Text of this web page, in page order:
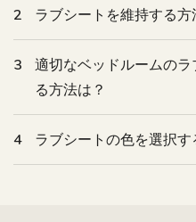
2 ラブシートを維持する方
3
適切なベッドルームの
る方法は？
4 ラブシートの色を選択す